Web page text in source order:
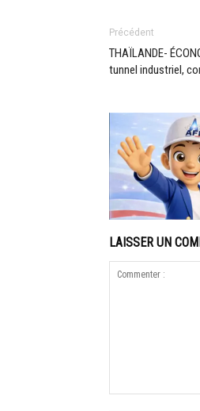
Précédent
THAÏLANDE-
tunnel industriel,
LAISSER UN